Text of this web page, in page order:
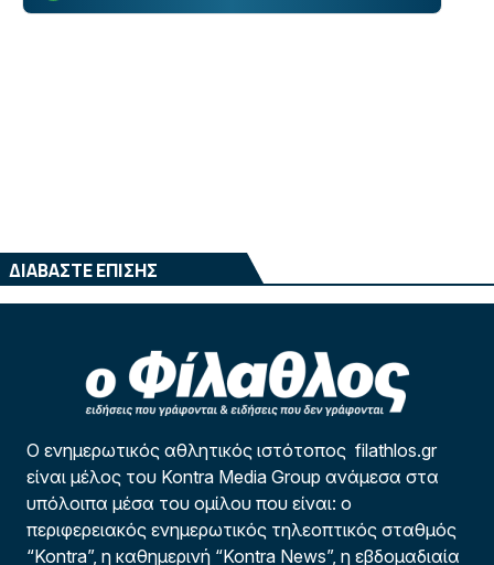
ΔΙΑΒΑΣΤΕ ΕΠΙΣΗΣ
Ο ενημερωτικός αθλητικός ιστότοπος filathlos.gr
είναι μέλος του Kontra Media Group ανάμεσα στα
υπόλοιπα μέσα του ομίλου που είναι: ο
περιφερειακός ενημερωτικός τηλεοπτικός σταθμός
“Kontra”, η καθημερινή “Kontra News”, η εβδομαδιαία